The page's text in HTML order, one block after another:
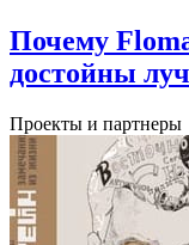
Почему
достойны
Проекты и партнеры